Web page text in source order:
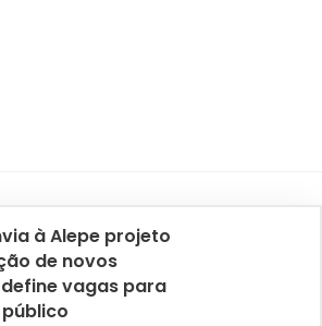
à Alepe projeto
de novos
vagas para